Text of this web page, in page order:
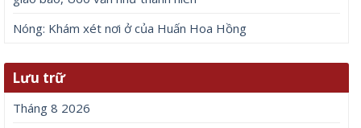
Nóng: Khám xét nơi ở của Huấn Hoa Hồng
Lưu trữ
Tháng 8 2026